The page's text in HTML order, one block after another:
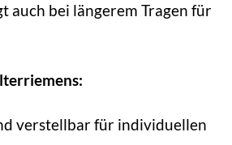
auch bei längerem Tragen für
verstellbar für individuellen